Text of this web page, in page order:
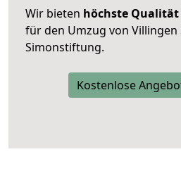
Wir bieten höchste Qualität
für den Umzug von Villingen
Simonstiftung.
Kostenlose